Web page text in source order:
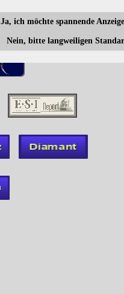
Ja, ich möchte spannende
Nein, bitte langweiligen